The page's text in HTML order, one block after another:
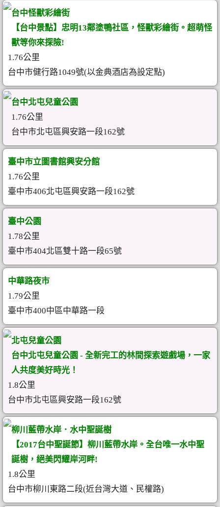
台中怪獸彩繪街
【台中景點】忠明13鄰塗鴨社區，怪獸彩繪街。超萌怪
獸等你來探險!
1.76公里
台中市健行路1049號(以金典酒店為設定點)
台中北屯兒童公園
1.76公里
台中市北屯區興安路一段162號
臺中市立圖書館興安分館
1.76公里
臺中市406北屯區興安路一段162號
臺中公園
1.78公里
臺中市404北區雙十路一段65號
中華路夜市
1.79公里
臺中市400中區中華路一段
北屯兒童公園
台中北屯兒童公園 - 全新完工的林間探索遊戲場，一家
人共度美好時光！
1.8公里
台中市北屯區興安路一段162號
柳川藍帶水岸．水中聖誕樹
【2017台中聖誕節】柳川藍帶水岸。全台唯一水中聖
誕樹，絕美閃耀岸河畔!
1.8公里
台中市柳川東路二段(近台灣大道、民權路)